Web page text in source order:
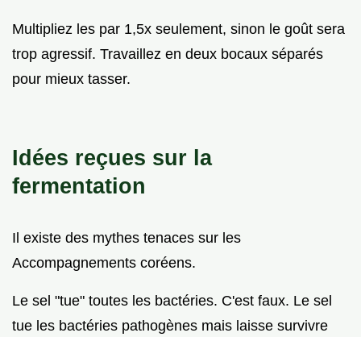
Multipliez les par 1,5x seulement, sinon le goût sera
trop agressif. Travaillez en deux bocaux séparés
pour mieux tasser.
Idées reçues sur la
fermentation
Il existe des mythes tenaces sur les
Accompagnements coréens.
Le sel "tue" toutes les bactéries. C'est faux. Le sel
tue les bactéries pathogènes mais laisse survivre